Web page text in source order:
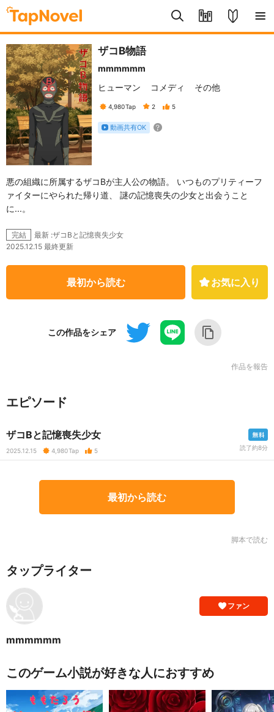
ザコB物語
mmmmmm
ヒューマン
コメディ その他
4,980Tap 2 5
動画共有OK
悪の組織に所属するザコBが主人公の物語。 いつものプリティーフ
ァイターにやられた帰り道、 謎の記憶喪失の少女と出会うこと
に...。
完結
最新 :ザコBと記憶喪失少女
2025.12.15 最終更新
最初から読む お気に入り
この作品をシェア
作品を報告
エピソード
ザコBと記憶喪失少女
2025.12.15 4,980Tap 5 読了約8分
最初から読む
脚本で読む
タップライター
ファン
mmmmmm
このゲーム小説が好きな人におすすめ